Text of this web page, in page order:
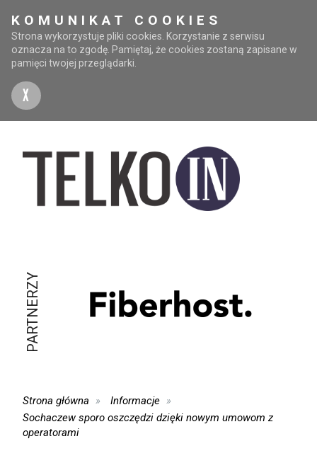
KOMUNIKAT COOKIES
Strona wykorzystuje pliki cookies. Korzystanie z serwisu
oznacza na to zgodę. Pamiętaj, że cookies zostaną zapisane w
pamięci twojej przeglądarki.
X
PARTNERZY
Strona główna
Informacje
Sochaczew sporo oszczędzi dzięki nowym umowom z
operatorami